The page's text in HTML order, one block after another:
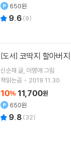
650원
9.6 (9)
[도서] 코딱지 할아버지
신순재 글 이명애그림
책읽는곰
2019.11.30.
10% 11,700원
650원
9.8 (32)